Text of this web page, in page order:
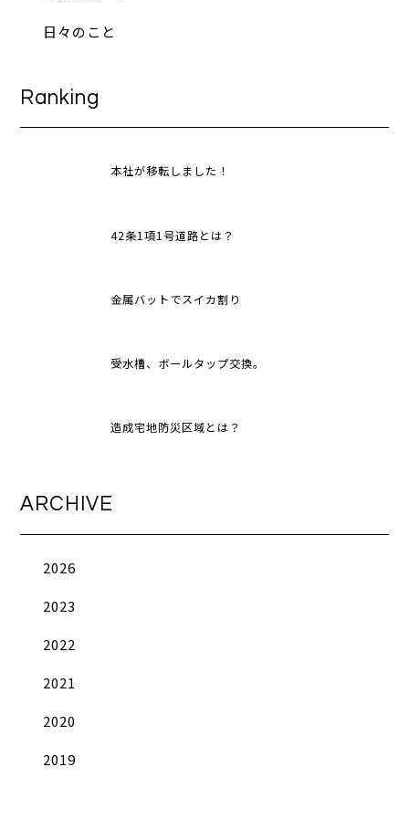
日々のこと
Ranking
本社が移転しました！
42条1項1号道路とは？
金属バットでスイカ割り
受水槽、ボールタップ交換。
造成宅地防災区域とは？
ARCHIVE
2026
2023
2022
2021
2020
2019